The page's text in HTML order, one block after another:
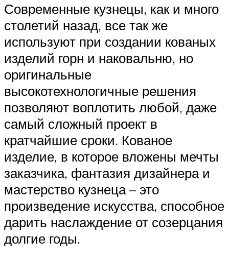
Современные кузнецы, как и много
столетий назад, все так же
используют при создании кованых
изделий горн и наковальню, но
оригинальные
высокотехнологичные решения
позволяют воплотить любой, даже
самый сложный проект в
кратчайшие сроки. Кованое
изделие, в которое вложены мечты
заказчика, фантазия дизайнера и
мастерство кузнеца – это
произведение искусства, способное
дарить наслаждение от созерцания
долгие годы.